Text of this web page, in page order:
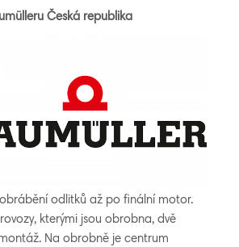
Česká republika
odlitků až po finální motor.
kterými jsou obrobna, dvě
Na obrobně je centrum